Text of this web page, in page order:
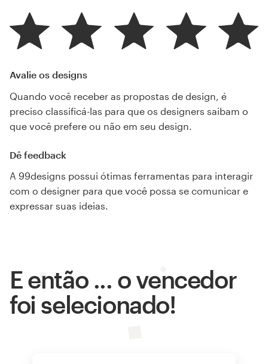
Avalie os designs
Quando você receber as propostas de design, é
preciso classificá-las para que os designers saibam o
que você prefere ou não em seu design.
Dê feedback
A 99designs possui ótimas ferramentas para interagir
com o designer para que você possa se comunicar e
expressar suas ideias.
E então ... o vencedor
foi selecionado!